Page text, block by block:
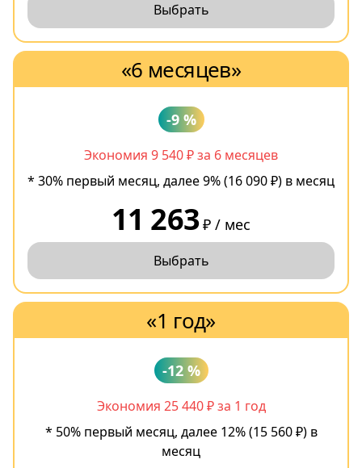
Выбрать
«6 месяцев»
-9 %
Экономия 9 540 ₽ за 6 месяцев
* 30% первый месяц, далее 9% (16 090 ₽) в месяц
11 263₽ / мес
Выбрать
«1 год»
-12 %
Экономия 25 440 ₽ за 1 год
* 50% первый месяц, далее 12% (15 560 ₽) в
месяц